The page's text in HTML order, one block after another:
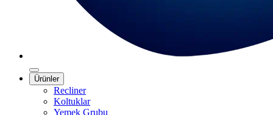
Ürünler
Recliner
Koltuklar
Yemek Grubu